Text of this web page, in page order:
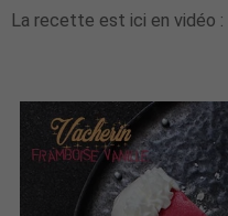
La recette est ici en vidéo :